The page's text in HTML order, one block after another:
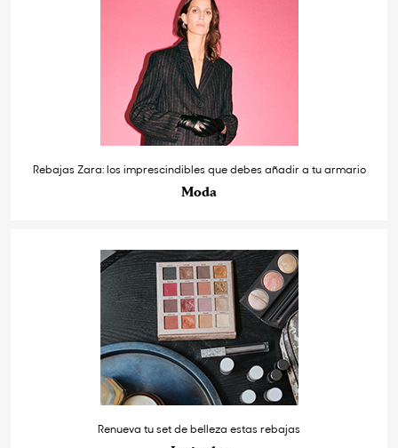
Rebajas Zara: los imprescindibles que debes añadir a tu armario
Moda
Renueva tu set de belleza estas rebajas